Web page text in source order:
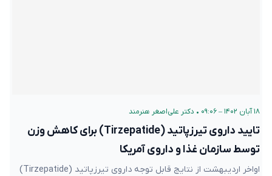
۱۸ آبان ۱۴۰۲ – ۰۹:۰۶ • دکتر علی‌اصغر هنرمند
تایید داروی تیرزپاتید (Tirzepatide) برای کاهش وزن
توسط سازمان غذا و داروی آمریکا
اواخر اردیبهشت از نتایج قابل توجه داروی تیرزپاتید (Tirzepatide)